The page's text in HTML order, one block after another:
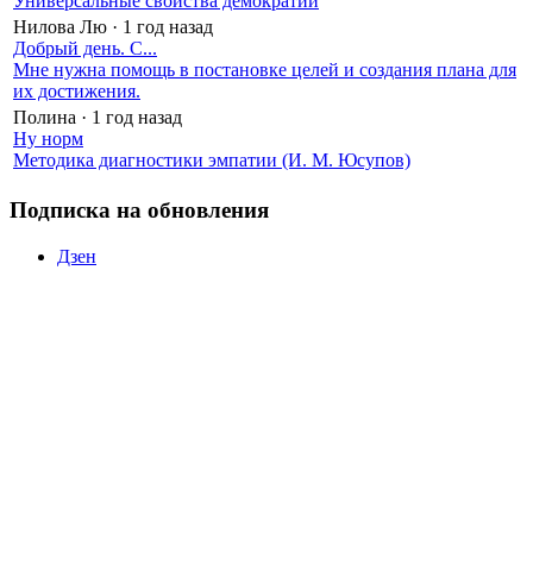
Нилова Лю · 1 год назад
Добрый день. С...
Мне нужна помощь в постановке целей и создания плана для
их достижения.
Полина · 1 год назад
Ну норм
Методика диагностики эмпатии (И. М. Юсупов)
Подписка на обновления
Дзен